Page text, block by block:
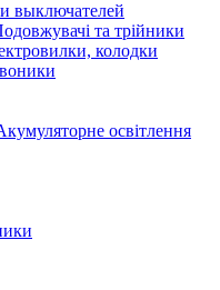
выключателей
та трійники
колодки
освітлення